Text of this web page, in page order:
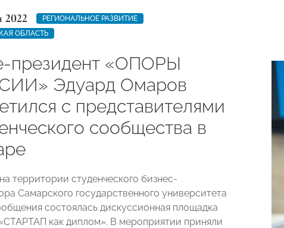
РЕГИОНАЛЬНОЕ РАЗВИТИЕ
ОБЛАСТЬ
президент «ОПОРЫ
Эдуард Омаров
c представителями
сообщества в
территории студенческого бизнес-
Самарского государственного университета
состоялась дискуссионная площадка
как диплом». В мероприятии приняли